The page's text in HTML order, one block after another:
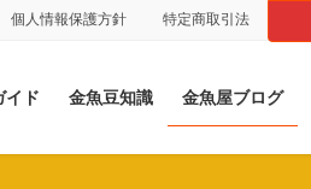
個人情報保護方針 特定商取引法
イド 金魚豆知識 金魚屋ブログ